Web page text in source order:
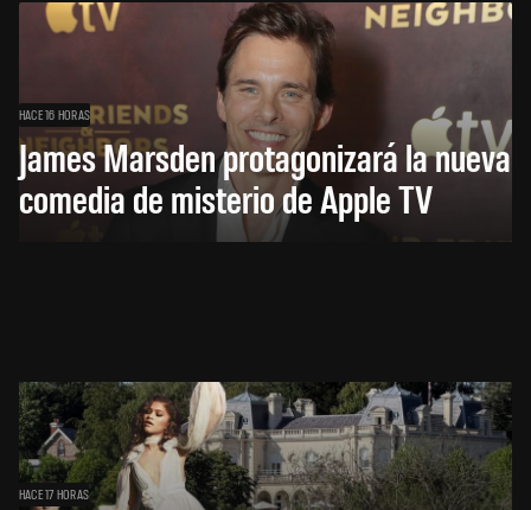
HACE 16 HORAS
James Marsden protagonizará la nueva
comedia de misterio de Apple TV
HACE 17 HORAS